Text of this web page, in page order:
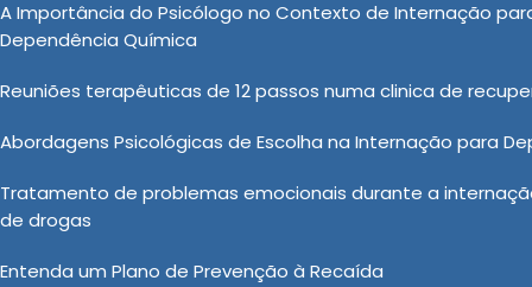
A Importância do Psicólogo no Contexto de Internação
Dependência Química
Reuniões terapêuticas de 12 passos numa clinica de
Abordagens Psicológicas de Escolha na Internação para
Tratamento de problemas emocionais durante a
de drogas
Entenda um Plano de Prevenção à Recaída
humanizado e atendimento discreto, encontrou
uma clínica especializada em atendimento da
Quer conhecer mais sobre nossas soluções e